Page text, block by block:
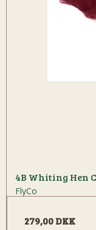
4B Whiting Hen
FlyCo
279,00 DKK